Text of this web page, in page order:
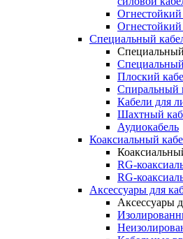
Огнестойкий
Огнестойкий
Специальный
Плоский
Спиральный
Кабели для
Шахтный
Аудиокабель
Коаксиальный
RG-
RG-
Аксессуары для
Аксессуары